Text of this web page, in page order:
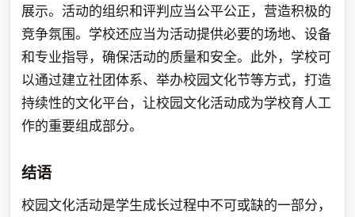
展示。活动的组织和评判应当公平公正，营造积极的
竞争氛围。学校还应当为活动提供必要的场地、设备
和专业指导，确保活动的质量和安全。此外，学校可
以通过建立社团体系、举办校园文化节等方式，打造
持续性的文化平台，让校园文化活动成为学校育人工
作的重要组成部分。
结语
校园文化活动是学生成长过程中不可或缺的一部分，